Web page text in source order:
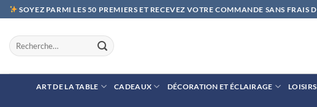
Passer
au
contenu
SOYEZ PARMI LES 50 PREMIERS ET RECEVEZ VOTRE COMMANDE SANS FRAIS
Recherche
pour :
ART DE LA TABLE CADEAUX DÉCORATION ET ÉCLAIRAGE